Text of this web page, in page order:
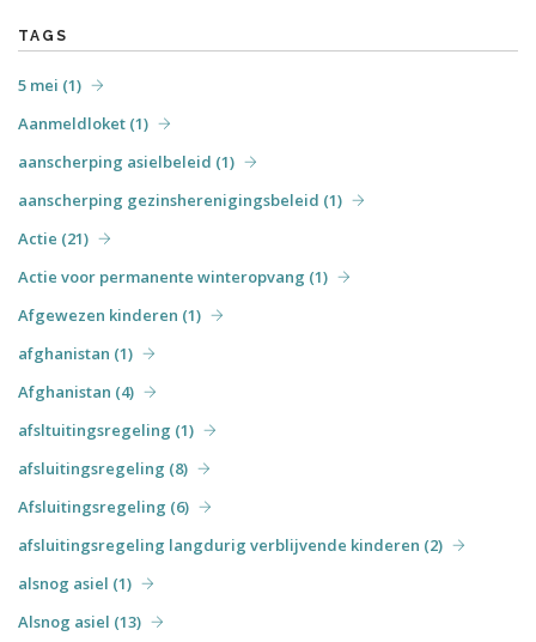
TAGS
5 mei (1)
Aanmeldloket (1)
aanscherping asielbeleid (1)
aanscherping gezinsherenigingsbeleid (1)
Actie (21)
Actie voor permanente winteropvang (1)
Afgewezen kinderen (1)
afghanistan (1)
Afghanistan (4)
afsltuitingsregeling (1)
afsluitingsregeling (8)
Afsluitingsregeling (6)
afsluitingsregeling langdurig verblijvende kinderen (2)
alsnog asiel (1)
Alsnog asiel (13)